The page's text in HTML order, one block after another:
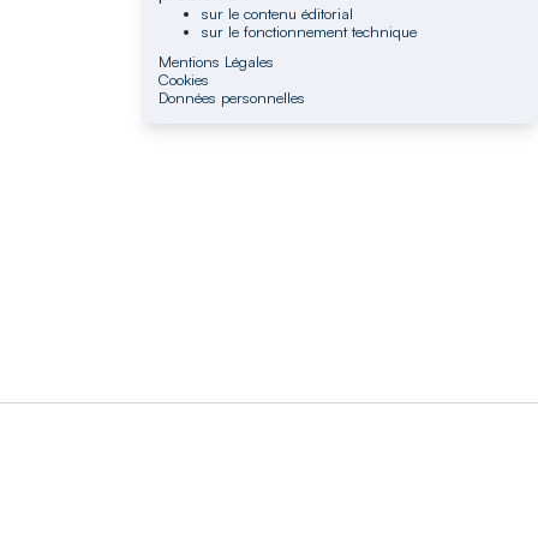
sur le contenu éditorial
sur le fonctionnement technique
Mentions Légales
Cookies
Données personnelles